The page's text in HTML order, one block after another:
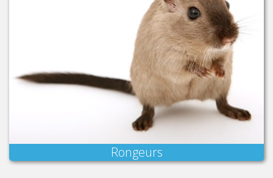
Rongeurs